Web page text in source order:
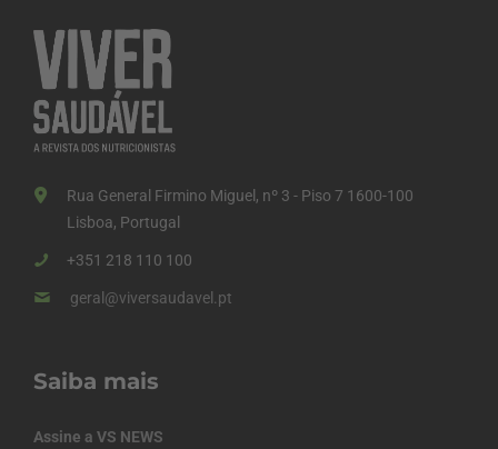
Rua General Firmino Miguel, nº 3 - Piso 7 1600-100
Lisboa, Portugal
+351 218 110 100
geral@viversaudavel.pt
Saiba mais
Assine a VS NEWS